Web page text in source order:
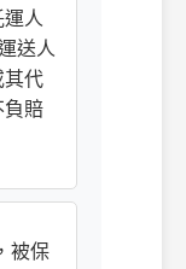
人
送人
其代
負賠
被保